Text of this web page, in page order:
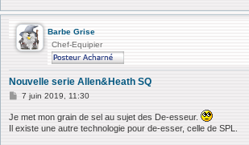
Barbe Grise
Chef-Equipier
Nouvelle serie Allen&Heath SQ
M
s
a
7 juin 2019, 11:30
Je met mon grain de sel au sujet des De-esseur.
Il existe une autre technologie pour de-esser, celle de SPL.